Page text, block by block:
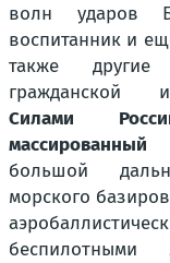
волн ударов
воспитанник и
также другие
гражданской
Силами
массированный
большой
морского
беспилотными